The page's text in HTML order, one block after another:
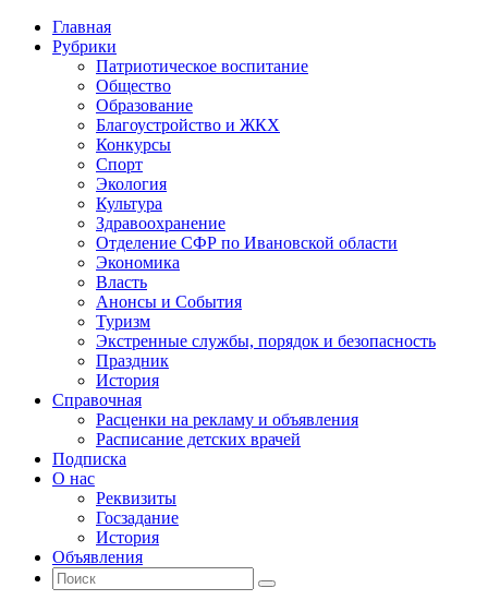
Главная
Рубрики
Патриотическое воспитание
Общество
Образование
Благоустройство и ЖКХ
Конкурсы
Спорт
Экология
Культура
Здравоохранение
Отделение СФР по Ивановской области
Экономика
Власть
Анонсы и События
Туризм
Экстренные службы, порядок и безопасность
Праздник
История
Справочная
Расценки на рекламу и объявления
Расписание детских врачей
Подписка
О нас
Реквизиты
Госзадание
История
Объявления
Поиск
Искать:
Поиск